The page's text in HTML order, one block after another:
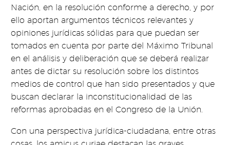
Nación, en la resolución conforme a derecho, y por
ello aportan argumentos técnicos relevantes y
opiniones jurídicas sólidas para que puedan ser
tomados en cuenta por parte del Máximo Tribunal
en el análisis y deliberación que se deberá realizar
antes de dictar su resolución sobre los distintos
medios de control que han sido presentados y que
buscan declarar la inconstitucionalidad de las
reformas aprobadas en el Congreso de la Unión.
Con una perspectiva jurídica-ciudadana, entre otras